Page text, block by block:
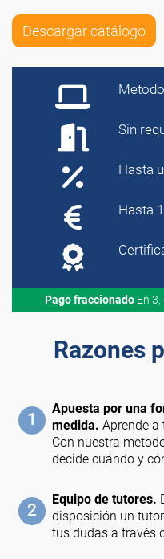
Descargar catálogo
Sin
Hasta
Hasta
Pago fraccionadoEn 3,
Razones
1
Apuesta por una
medida. Aprende a
Con nuestra
decide cuándo y
2
Equipo de tutores.
disposición un
tus dudas a través